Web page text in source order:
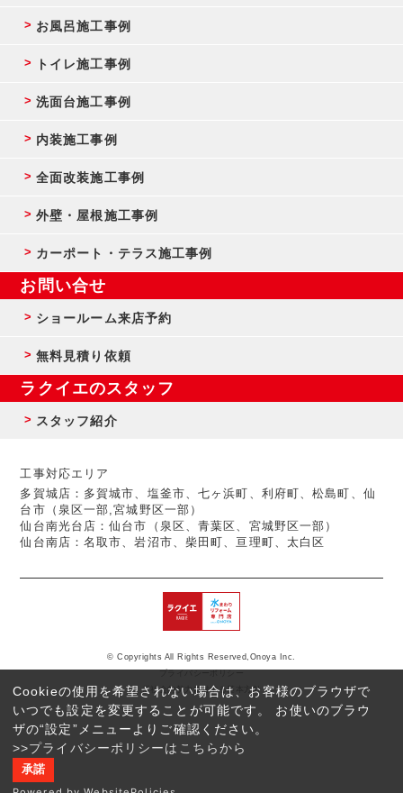
Cookieの使用を希望されない場合は、お客様のブラウザで
いつでも設定を変更することが可能です。 お使いのブラウ
ザの“設定”メニューよりご確認ください。
>>プライバシーポリシーはこちらから
承諾
反社会的勢力に対する基本方針
© Copyrights All Rights Reserved,Onoya Inc.
お風呂施工事例
トイレ施工事例
洗面台施工事例
内装施工事例
全面改装施工事例
外壁・屋根施工事例
カーポート・テラス施工事例
お問い合せ
ショールーム来店予約
無料見積り依頼
ラクイエのスタッフ
スタッフ紹介
工事対応エリア
多賀城店：多賀城市、塩釜市、七ヶ浜町、利府町、松島町、仙
台市（泉区一部,宮城野区一部）
仙台南光台店：仙台市（泉区、青葉区、宮城野区一部）
仙台南店：名取市、岩沼市、柴田町、亘理町、太白区